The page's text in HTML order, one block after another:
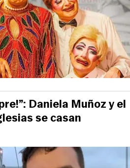
Daniela Muñoz y el
se casan